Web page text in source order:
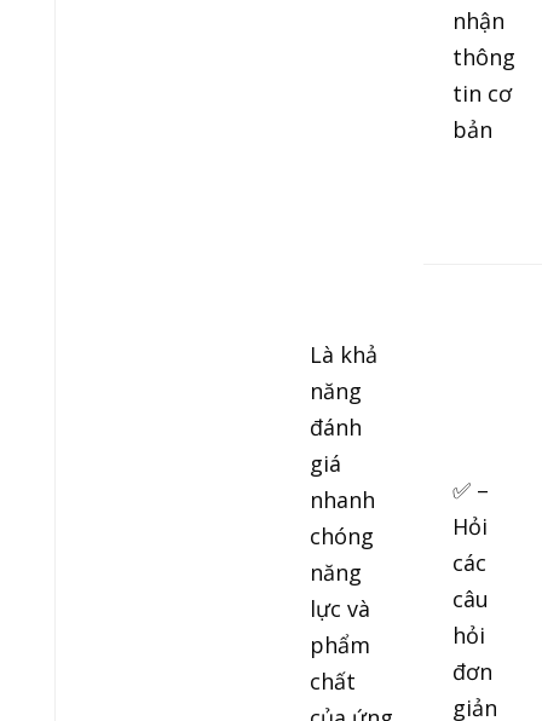
Là khả
năng
đánh
giá
nhanh
chóng
năng
lực và
phẩm
chất
nhận
thông
tin cơ
bản
✅ –
Hỏi
các
câu
hỏi
đơn
giản